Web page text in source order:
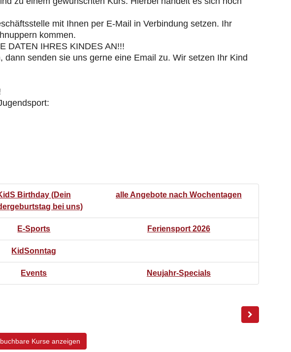
mit Ihnen per E-Mail in Verbindung setzen. Ihr
kommen.
DATEN IHRES KINDES AN!!!
senden sie uns gerne eine Email zu. Wir setzen Ihr Kind
Birthday (Dein
bei uns)
alle Angebote nach Wochentagen
E-Sports Feriensport 2026
KidSonntag
Events Neujahr-Specials
Kurse anzeigen